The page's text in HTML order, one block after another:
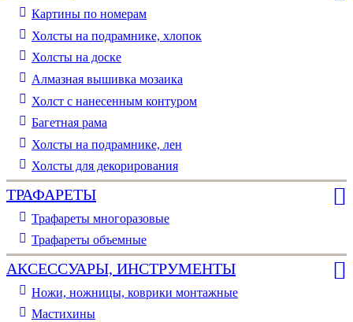
Картины по номерам
Холсты на подрамнике, хлопок
Холсты на доске
Алмазная вышивка мозаика
Холст с нанесенным контуром
Багетная рама
Холсты на подрамнике, лен
Холсты для декорирования
ТРАФАРЕТЫ
Трафареты многоразовые
Трафареты объемные
АКСЕССУАРЫ, ИНСТРУМЕНТЫ
Ножи, ножницы, коврики монтажные
Мастихины